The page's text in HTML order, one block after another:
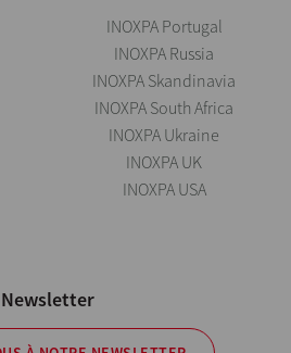
INOXPA Portugal
INOXPA Russia
INOXPA Skandinavia
INOXPA South Africa
INOXPA Ukraine
INOXPA UK
INOXPA USA
Newsletter